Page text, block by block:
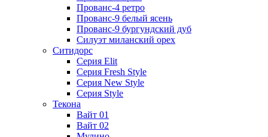
Прованс-4 ретро
Прованс-9 белый ясень
Прованс-9 бургундский дуб
Силуэт миланский орех
Ситидорс
Серия Elit
Серия Fresh Style
Серия New Style
Серия Style
Текона
Вайт 01
Вайт 02